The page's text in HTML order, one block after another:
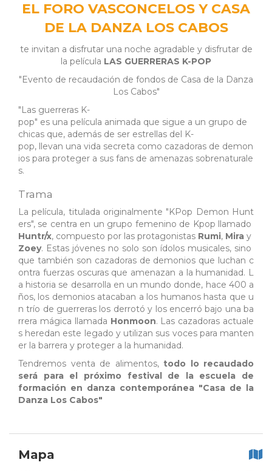
EL FORO VASCONCELOS Y CASA
DE LA DANZA LOS CABOS
te invitan a disfrutar una noche agradable y disfrutar de
la película LAS GUERRERAS K-POP
"Evento de recaudación de fondos de Casa de la Danza
Los Cabos"
"Las guerreras K-
pop" es una película animada que sigue a un grupo de
chicas que, además de ser estrellas del K-
pop, llevan una vida secreta como cazadoras de demon
ios para proteger a sus fans de amenazas sobrenaturale
s.
Trama
La película, titulada originalmente "KPop Demon Hunt
ers", se centra en un grupo femenino de Kpop llamado
Huntr/x, compuesto por las protagonistas Rumi, Mira y
Zoey. Estas jóvenes no solo son ídolos musicales, sino
que también son cazadoras de demonios que luchan c
ontra fuerzas oscuras que amenazan a la humanidad. L
a historia se desarrolla en un mundo donde, hace 400 a
ños, los demonios atacaban a los humanos hasta que u
n trío de guerreras los derrotó y los encerró bajo una ba
rrera mágica llamada Honmoon. Las cazadoras actuale
s heredan este legado y utilizan sus voces para manten
er la barrera y proteger a la humanidad.
Tendremos venta de alimentos, todo lo recaudado
será para el próximo festival de la escuela de
formación en danza contemporánea "Casa de la
Danza Los Cabos"
Mapa